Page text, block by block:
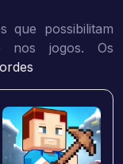
que possibilitam
nos jogos. Os